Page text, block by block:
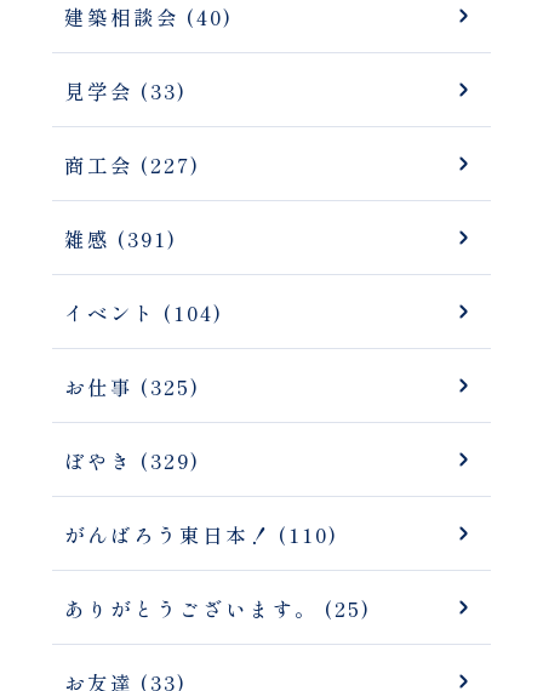
建築相談会 (40)
見学会 (33)
商工会 (227)
雑感 (391)
イベント (104)
お仕事 (325)
ぼやき (329)
がんばろう東日本！ (110)
ありがとうございます。 (25)
お友達 (33)